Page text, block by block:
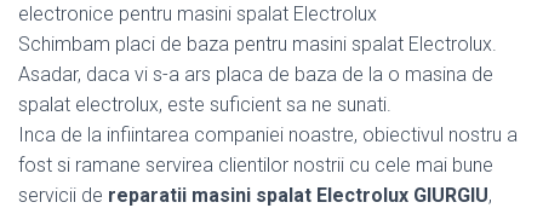
electronice pentru masini spalat Electrolux
Schimbam placi de baza pentru masini spalat Electrolux.
Asadar, daca vi s-a ars placa de baza de la o masina de
spalat electrolux, este suficient sa ne sunati.
Inca de la infiintarea companiei noastre, obiectivul nostru a
fost si ramane servirea clientilor nostrii cu cele mai bune
servicii de reparatii masini spalat Electrolux GIURGIU,